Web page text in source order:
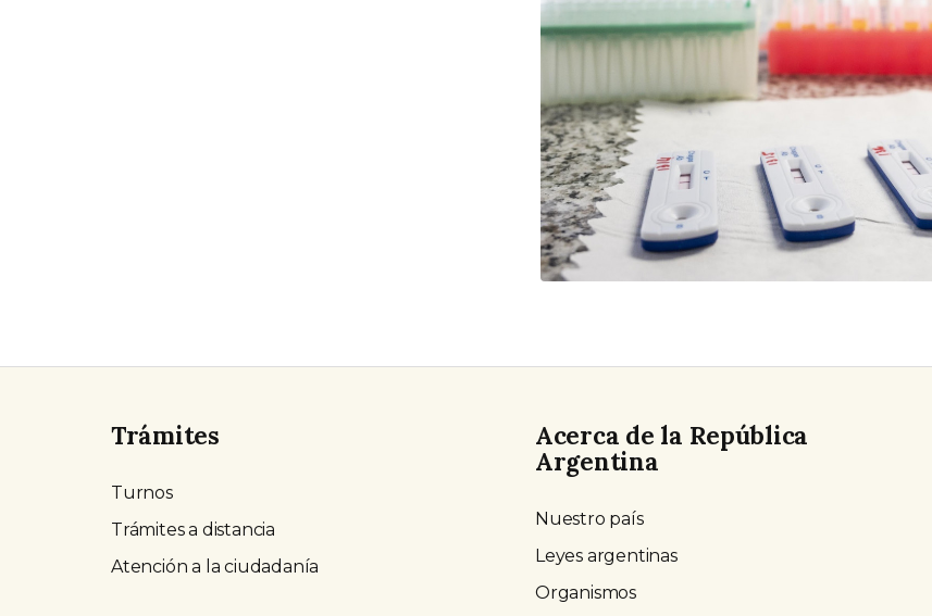
Trámites
Turnos
Trámites a distancia
Atención a la ciudadanía
Acerca de la República
Argentina
Nuestro país
Leyes argentinas
Organismos